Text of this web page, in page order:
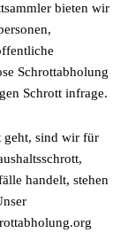
bieten wir
Schrottabholung
Schrott infrage.
geht, sind wir für
handelt, stehen